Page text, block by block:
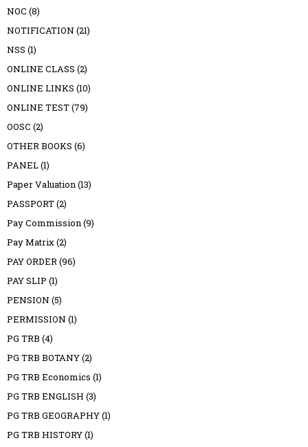
NOC (8)
NOTIFICATION (21)
NSS (1)
ONLINE CLASS (2)
ONLINE LINKS (10)
ONLINE TEST(79)
OOSC (2)
OTHER BOOKS (6)
PANEL(1)
Paper Valuation(13)
PASSPORT(2)
Pay Commission(9)
Pay Matrix(2)
PAY ORDER(96)
PAY SLIP (1)
PENSION (5)
PERMISSION (1)
PG TRB (4)
PG TRB BOTANY(2)
PG TRB Economics (1)
PG TRB ENGLISH (3)
PG TRB GEOGRAPHY(1)
PG TRB HISTORY(1)